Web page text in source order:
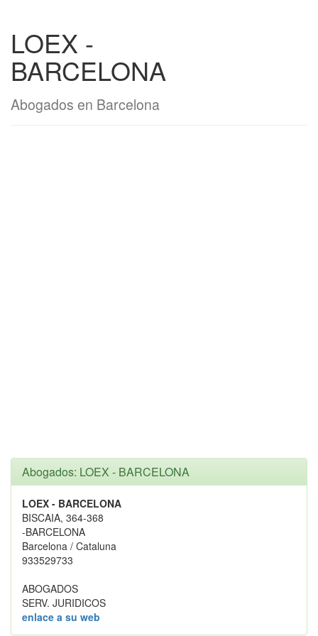
LOEX -
BARCELONA
Abogados en Barcelona
Abogados: LOEX - BARCELONA
LOEX - BARCELONA
BISCAIA, 364-368
-BARCELONA
Barcelona / Cataluna
933529733
ABOGADOS
SERV. JURIDICOS
enlace a su web